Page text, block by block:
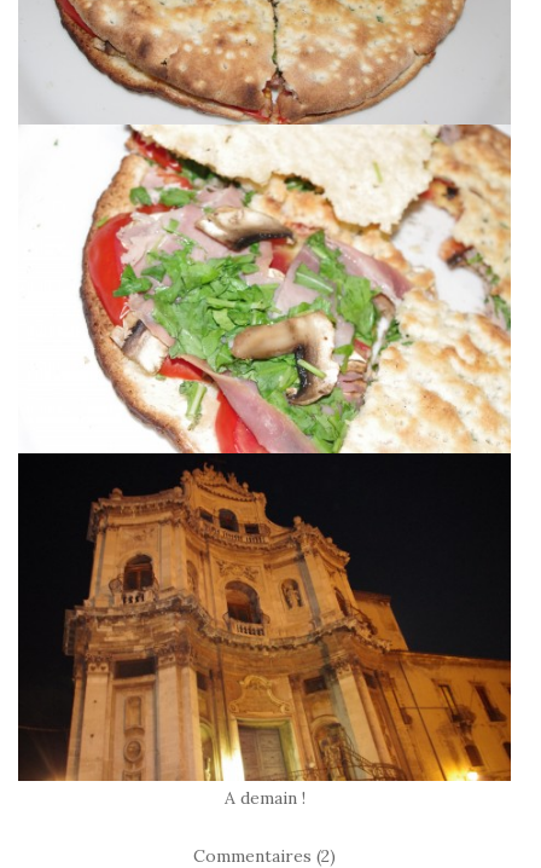
A demain !
Commentaires (2)